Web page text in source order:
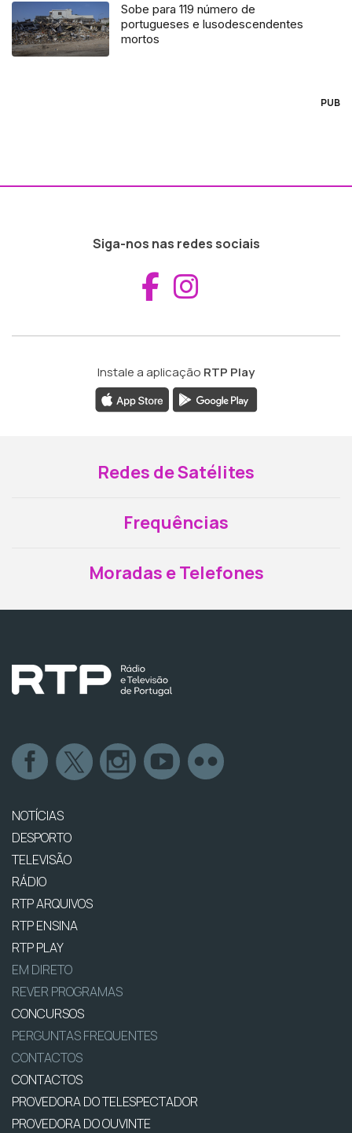
Sobe para 119 número de
portugueses e lusodescendentes
mortos
PUB
Siga-nos nas redes sociais
Aceder ao
Instale a aplicação RTP Play
Redes de Satélites
Frequências
Moradas e Telefones
NOTÍCIAS
DESPORTO
TELEVISÃO
RÁDIO
RTP ARQUIVOS
RTP ENSINA
RTP PLAY
EM DIRETO
REVER PROGRAMAS
CONCURSOS
PERGUNTAS FREQUENTES
CONTACTOS
CONTACTOS
PROVEDORA DO TELESPECTADOR
PROVEDORA DO OUVINTE